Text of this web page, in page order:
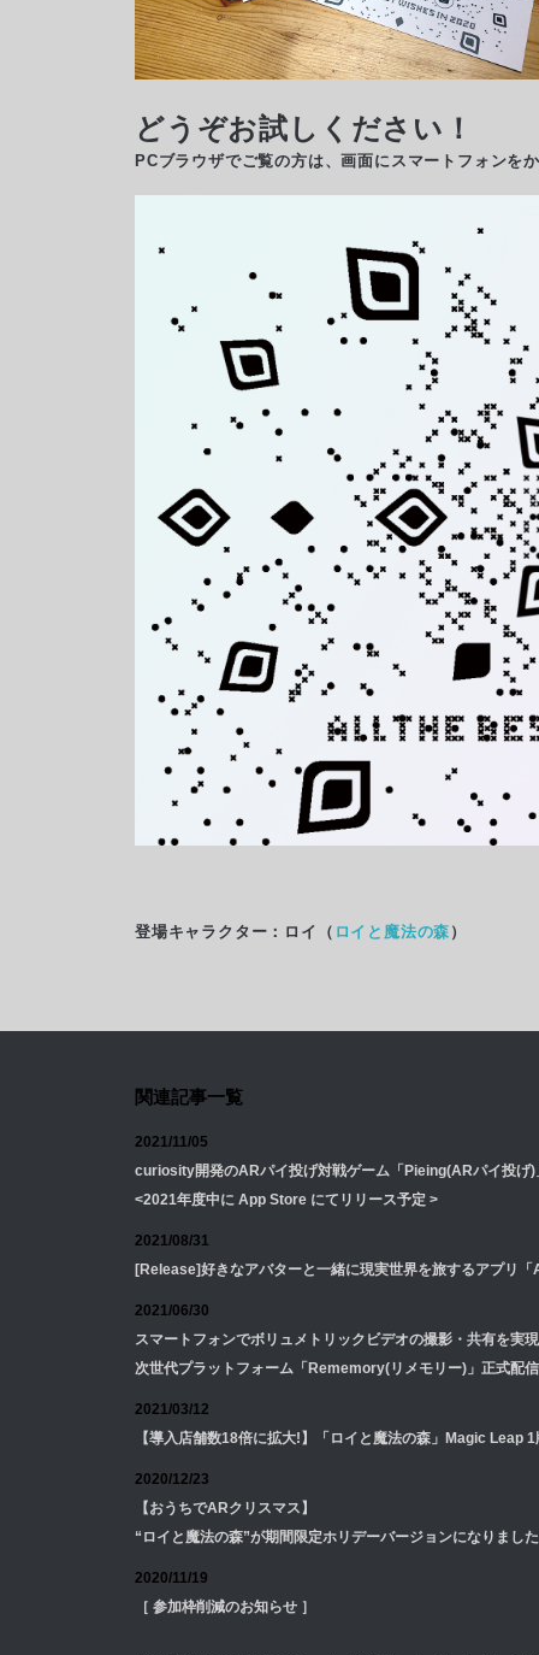
どうぞお試しください！
PCブラウザでご覧の方は、画面にスマートフォンを
登場キャラクター：ロイ（ ロイと魔法の森 ）
関連記事一覧
2021/11/05
curiosity開発のARパイ投げ対戦ゲーム「Pieing(ARパイ投
<2021年度中に App Store にてリリース予定 >
2021/08/31
[Release]好きなアバターと一緒に現実世界を旅するアプリ「
2021/06/30
スマートフォンでボリュメトリックビデオの撮影・共有を実
次世代プラットフォーム「Rememory(リメモリー)」正式配
2021/03/12
【導入店舗数18倍に拡大!】「ロイと魔法の森」Magic Leap
2020/12/23
【おうちでARクリスマス】
“ロイと魔法の森”が期間限定ホリデーバージョンになりまし
2020/11/19
［ 参加枠削減のお知らせ ］